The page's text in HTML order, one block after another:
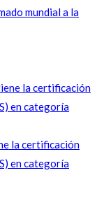
mundial a la
la certificación
en categoría